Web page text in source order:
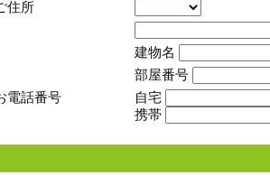
住所
建物名
部屋番号
電話番号
自宅
携帯